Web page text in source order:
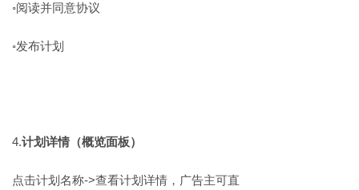
◦​阅读并同意协议
◦​发布计划
4.​计划详情（概览面板）
点击计划名称->查看计划详情，广告主可直